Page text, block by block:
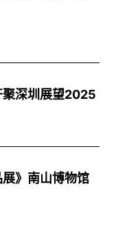
聚深圳展望2025
》南山博物馆